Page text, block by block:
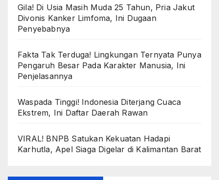
Gila! Di Usia Masih Muda 25 Tahun, Pria Jakut
Divonis Kanker Limfoma, Ini Dugaan
Penyebabnya
Fakta Tak Terduga! Lingkungan Ternyata Punya
Pengaruh Besar Pada Karakter Manusia, Ini
Penjelasannya
Waspada Tinggi! Indonesia Diterjang Cuaca
Ekstrem, Ini Daftar Daerah Rawan
VIRAL! BNPB Satukan Kekuatan Hadapi
Karhutla, Apel Siaga Digelar di Kalimantan Barat